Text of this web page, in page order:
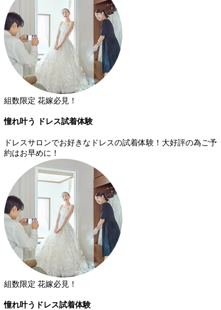
組数限定 花嫁必見！
憧れ叶う ドレス試着体験
ドレスサロンでお好きなドレスの試着体験！大好評の為ご予
約はお早めに！
組数限定 花嫁必見！
憧れ叶うドレス試着体験